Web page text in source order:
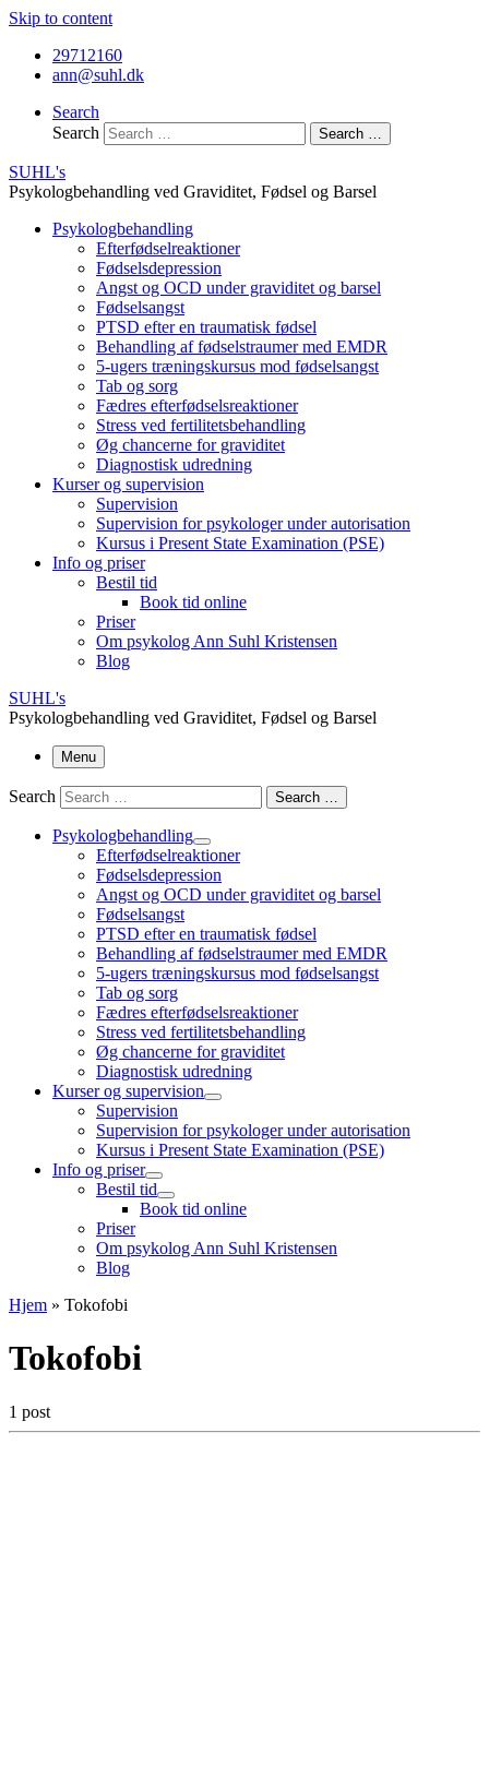
Skip to content
29712160
ann@suhl.dk
Search
Search
Search …
SUHL's
Psykologbehandling ved Graviditet, Fødsel og Barsel
Psykologbehandling
Efterfødselreaktioner
Fødselsdepression
Angst og OCD under graviditet og barsel
Fødselsangst
PTSD efter en traumatisk fødsel
Behandling af fødselstraumer med EMDR
5-ugers træningskursus mod fødselsangst
Tab og sorg
Fædres efterfødselsreaktioner
Stress ved fertilitetsbehandling
Øg chancerne for graviditet
Diagnostisk udredning
Kurser og supervision
Supervision
Supervision for psykologer under autorisation
Kursus i Present State Examination (PSE)
Info og priser
Bestil tid
Book tid online
Priser
Om psykolog Ann Suhl Kristensen
Blog
SUHL's
Psykologbehandling ved Graviditet, Fødsel og Barsel
Menu
Search Search …
Psykologbehandling
Efterfødselreaktioner
Fødselsdepression
Angst og OCD under graviditet og barsel
Fødselsangst
PTSD efter en traumatisk fødsel
Behandling af fødselstraumer med EMDR
5-ugers træningskursus mod fødselsangst
Tab og sorg
Fædres efterfødselsreaktioner
Stress ved fertilitetsbehandling
Øg chancerne for graviditet
Diagnostisk udredning
Kurser og supervision
Supervision
Supervision for psykologer under autorisation
Kursus i Present State Examination (PSE)
Info og priser
Bestil tid
Book tid online
Priser
Om psykolog Ann Suhl Kristensen
Blog
Hjem » Tokofobi
Tokofobi
1 post